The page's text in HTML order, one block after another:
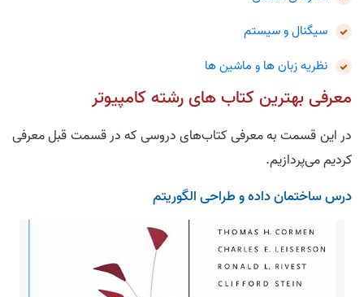
سیگنال و سیستم
نظریه زبان‌ ها و ماشین‌ ها
معرفی بهترین کتاب های رشته کامپیوتر
در این قسمت به معرفی کتاب‌های دروسی که در قسمت قبل معرفی
کردیم می‌پردازیم.
درس ساختمان داده و طراحی الگوریتم